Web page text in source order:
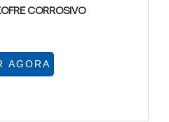
CORROSIVO
AGORA